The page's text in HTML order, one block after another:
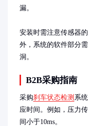
漏。
安装时需注意传感器
外，系统的软件部分
洞。
B2B采购指南
采购刹车状态检测 系
应时间。例如，压力
间小于10ms。